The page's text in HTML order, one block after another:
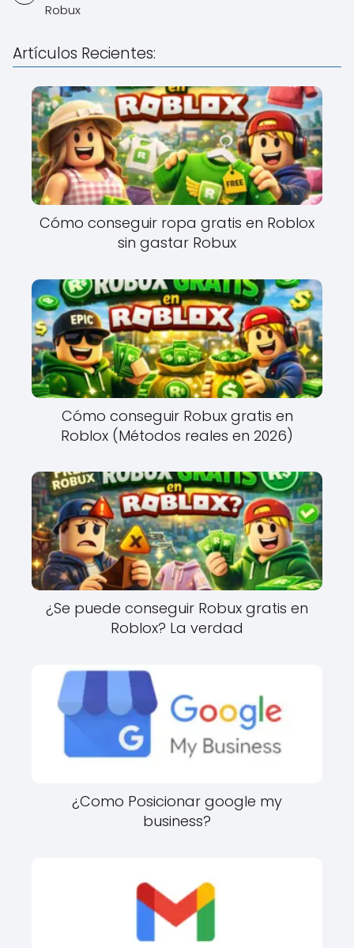
Robux
Artículos Recientes:
Cómo conseguir ropa gratis en Roblox
sin gastar Robux
Cómo conseguir Robux gratis en
Roblox (Métodos reales en 2026)
¿Se puede conseguir Robux gratis en
Roblox? La verdad
¿Como Posicionar google my
business?